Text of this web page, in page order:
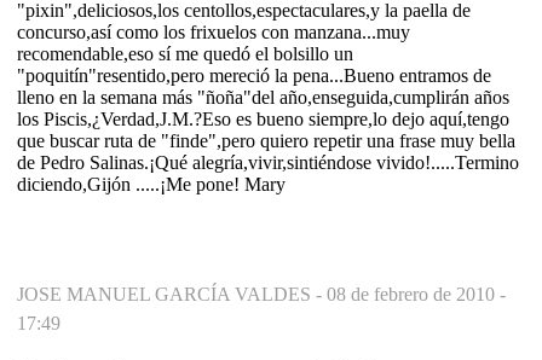
"pixin",deliciosos,los centollos,espectaculares,y la paella de
concurso,así como los frixuelos con manzana...muy
recomendable,eso sí me quedó el bolsillo un
"poquitín"resentido,pero mereció la pena...Bueno entramos de
lleno en la semana más "ñoña"del año,enseguida,cumplirán años
los Piscis,¿Verdad,J.M.?Eso es bueno siempre,lo dejo aquí,tengo
que buscar ruta de "finde",pero quiero repetir una frase muy bella
de Pedro Salinas.¡Qué alegría,vivir,sintiéndose vivido!.....Termino
diciendo,Gijón .....¡Me pone! Mary
JOSE MANUEL GARCÍA VALDES - 08 de febrero de 2010 -
17:49